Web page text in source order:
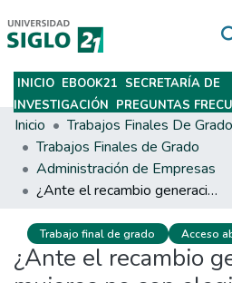
Subir
INICIO EBOOK21 SECRETARÍA DE
INVESTIGACIÓN PREGUNTAS
Inicio
Trabajos Finales de Grado
Administración de Empresas
¿Ante el recambio generacional, las mujeres no son elegidas o no eligen liderar sus empresas familiares?
Trabajo final de grado Acceso
¿Ante el recambio